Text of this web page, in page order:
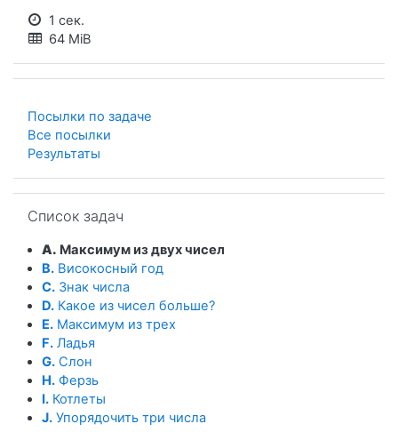
1 сек.
64 MiB
Посылки по задаче
Все посылки
Результаты
Список задач
A. Максимум из двух чисел
B. Високосный год
C. Знак числа
D. Какое из чисел больше?
E. Максимум из трех
F. Ладья
G. Слон
H. Ферзь
I. Котлеты
J. Упорядочить три числа